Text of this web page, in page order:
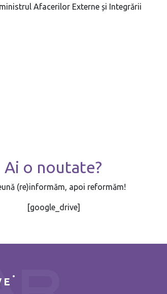
Afacerilor Externe și Integrării
Ai o noutate?
(re)informăm, apoi reformăm!
[google_drive]